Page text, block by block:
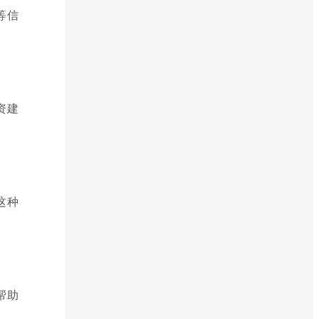
信
建
种
助